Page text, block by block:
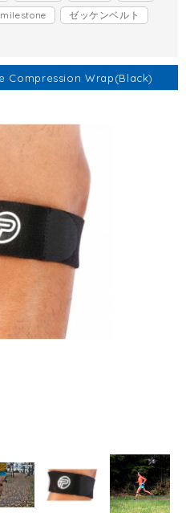
milestone
ゼッケンベルト
Compression Wrap(Black)